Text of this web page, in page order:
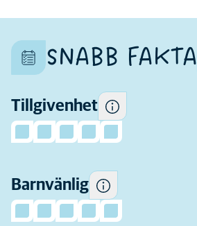
SNABB FAKTA
Tillgivenhet
Barnvänlig
Hur mycket tillgivenhet du
Vissa katter tenderar att vara
mer lekfulla och sällskapliga
mot barns beteende än
andra.
Hur aktiv den här rasen
tenderar att vara.